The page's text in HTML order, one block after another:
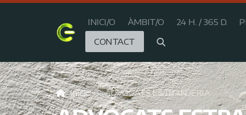
INICI/O ÀMBIT/O 24 H. / 365 D.
CONTACT
Inicio ADVOCATS ESTRANJERIA